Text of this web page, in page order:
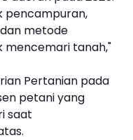
pencampuran,
metode
tanah,"
Pertanian pada
petani yang
saat